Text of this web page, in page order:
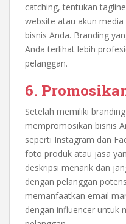
catching, tentukan
website atau akun
bisnis Anda. Branding
Anda terlihat lebih
pelanggan.
6.
Setelah memiliki
mempromosikan bisnis
seperti Instagram dan
foto produk atau jasa
deskripsi menarik dan
dengan pelanggan
memanfaatkan email
dengan influencer untuk